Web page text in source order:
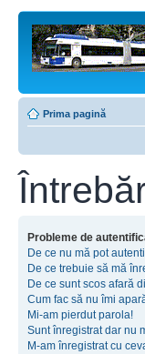
Prima pagină
Probleme de
De ce nu mă pot
De ce trebuie să mă
De ce sunt scos afară
Cum fac să nu îmi
Mi-am pierdut parola!
Sunt înregistrat dar nu
M-am înregistrat cu